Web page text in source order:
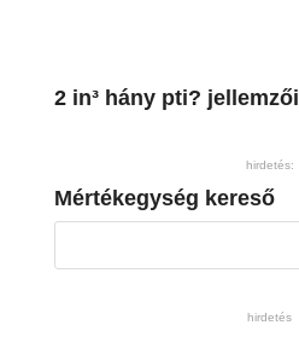
2 in³ hány pti? jellemzői
hirdetés:
Mértékegység kereső
hirdetés